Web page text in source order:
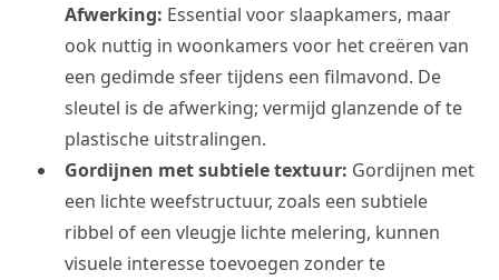
Afwerking: Essential voor slaapkamers, maar
ook nuttig in woonkamers voor het creëren van
een gedimde sfeer tijdens een filmavond. De
sleutel is de afwerking; vermijd glanzende of te
plastische uitstralingen.
Gordijnen met subtiele textuur: Gordijnen met
een lichte weefstructuur, zoals een subtiele
ribbel of een vleugje lichte melering, kunnen
visuele interesse toevoegen zonder te